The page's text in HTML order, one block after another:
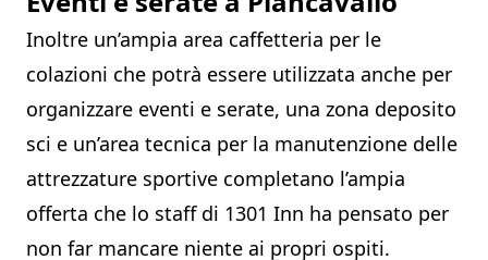
Inoltre un’ampia area caffetteria per le
colazioni che potrà essere utilizzata anche per
organizzare eventi e serate, una zona deposito
sci e un’area tecnica per la manutenzione delle
attrezzature sportive completano l’ampia
offerta che lo staff di 1301 Inn ha pensato per
non far mancare niente ai propri ospiti.